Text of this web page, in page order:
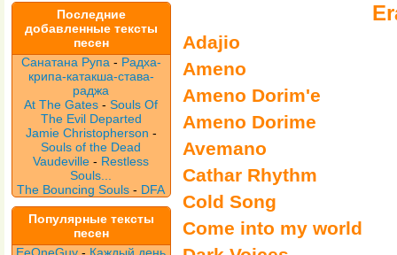
Последние
добавленные тексты
песен
Санатана Рупа - Радха-
крипа-катакша-става-
раджа
At The Gates -Souls Of
The Evil Departed
Jamie Christopherson -
Souls of the Dead
Vaudeville- Restless
Souls...
The Bouncing Souls - DFA
Популярные тексты
песен
Adajio
Ameno
Ameno Dorim'e
Ameno Dorime
Avemano
Cathar Rhythm
Cold Song
Come into my world